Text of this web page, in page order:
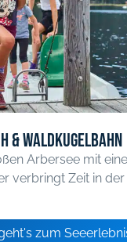
Waldkugelbahn
Arbersee mit
verbringt Zeit in
zum